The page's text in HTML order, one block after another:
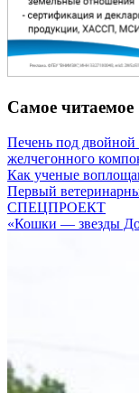
Самое читаемое
Печень под двойной
желчегонного
Как ученые
Первый
СПЕЦПРОЕКТ
«Кошки — звезды